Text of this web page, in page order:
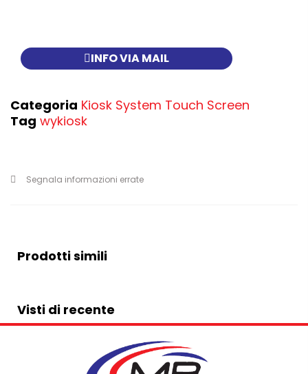
INFO VIA MAIL
Categoria Kiosk System Touch Screen
Tag wykiosk
Segnala informazioni errate
Prodotti simili
Visti di recente